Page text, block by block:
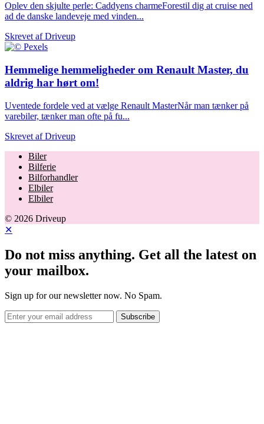
Oplev den skjulte perle: Caddyens charmeForestil dig at cruise ned
ad de danske landeveje med vinden...
Skrevet afDriveup
Hemmelige hemmeligheder om Renault Master, du
aldrig har hørt om!
Uventede fordele ved at vælge Renault MasterNår man tænker på
varebiler, tænker man ofte på fu...
Skrevet afDriveup
Biler
Bilferie
Bilforhandler
Elbiler
Elbiler
© 2026 Driveup
✕
Do not miss anything. Get all the latest on
your mailbox.
Sign up for our newsletter now. No Spam.